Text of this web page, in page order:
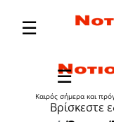
Καιρός σήμερα και
Βρίσκεστε
☰